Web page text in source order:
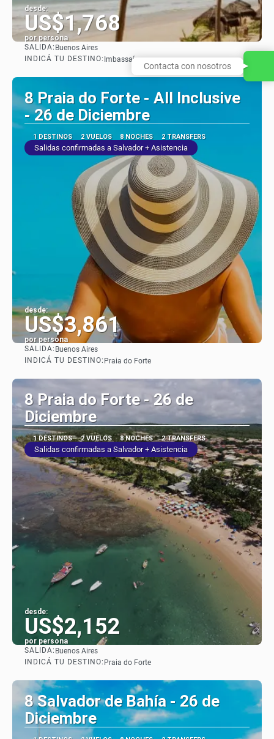
desde:
US$1,768
por persona
Ver
SALIDA: Buenos Aires
INDICÁ TU DESTINO: Imbassaí
8 Praia do Forte - All Inclusive
- 26 de Diciembre
1 DESTINOS 2 VUELOS 8 NOCHES 2 TRANSFERS
Salidas confirmadas a Salvador + Asistencia
desde:
US$3,861
por persona
SALIDA: Buenos Aires
INDICÁ TU DESTINO: Praia do Forte
8 Praia do Forte - 26 de
Diciembre
1 DESTINOS 2 VUELOS 8 NOCHES 2 TRANSFERS
Salidas confirmadas a Salvador + Asistencia
desde:
US$2,152
por persona
SALIDA: Buenos Aires
INDICÁ TU DESTINO: Praia do Forte
8 Salvador de Bahía - 26 de
Diciembre
Contacta con nosotros